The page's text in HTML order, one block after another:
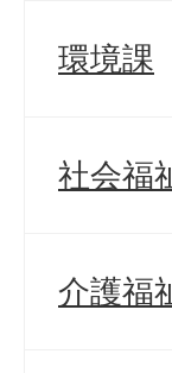
環境課
社会福
介護福